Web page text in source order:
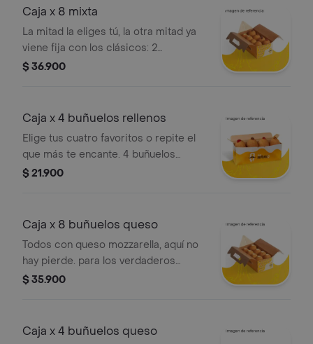
Caja x 8 mixta
La mitad la eliges tú, la otra mitad ya
viene fija con los clásicos: 2
tradicionales y 2 de queso mozzarella
$ 36.900
Caja x 4 buñuelos rellenos
Elige tus cuatro favoritos o repite el
que más te encante. 4 buñuelos
rellenos para calmar el antojo como
$ 21.900
Caja x 8 buñuelos queso
Todos con queso mozzarella, aquí no
hay pierde. para los verdaderos
amantes del queso: 8 buñuelos
$ 35.900
Caja x 4 buñuelos queso